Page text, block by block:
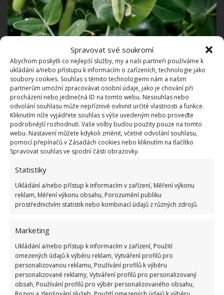
Spravovat své soukromí
Abychom poskytli co nejlepší služby, my a naši partneři používáme k
ukládání a/nebo přístupu k informacím o zařízeních, technologie jako
soubory cookies. Souhlas s těmito technologiemi nám a našim
partnerům umožní zpracovávat osobní údaje, jako je chování při
procházení nebo jedinečná ID na tomto webu. Nesouhlas nebo
odvolání souhlasu může nepříznivě ovlivnit určité vlastnosti a funkce.
Kliknutím níže vyjádřete souhlas s výše uvedeným nebo proveďte
podrobnější rozhodnutí. Vaše volby budou použity pouze na tomto
webu. Nastavení můžete kdykoli změnit, včetně odvolání souhlasu,
pomocí přepínačů v Zásadách cookies nebo kliknutím na tlačítko
Spravovat souhlas ve spodní části obrazovky.
Statistiky
Ukládání a/nebo přístup k informacím v zařízení, Měření výkonu
reklam, Měření výkonu obsahu, Porozumění publiku
prostřednictvím statistik nebo kombinací údajů z různých zdrojů.
Marketing
Ukládání a/nebo přístup k informacím v zařízení, Použití
omezených údajů k výběru reklam, Vytváření profilů pro
personalizovanou reklamu, Používání profilů k výběru
personalizované reklamy, Vytváření profilů pro personalizovaný
obsah, Používání profilů pro výběr personalizovaného obsahu,
Opora a péče
První rostlinky hrachu se objeví jeden až dva týdny
po výsevu. Všimnete-li si, že některá semena
nevyklíčila a mezi rostlinami jsou velké mezery,
můžete do prázdných míst vložit další semínka
hrachu, která brzy dorostou ostatní.Různé odrůdy
třeba zajistit případnou oporu, aby se neplazily po
zemi. Můžete hrášek vysadit u plotu, po němž se
bude pnout, nebo podél řádku natáhněte provázek,
mrkve nebo hlávkového salátu. Naopak byste ho
neměli zasévat v blízkosti fazolí, navzájem by si
„kradly“ živiny. Dobrouochranou proti škůdcům je